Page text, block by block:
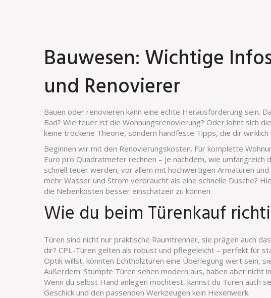
Bauwesen: Wichtige
und Renovierer
Bauen oder renovieren kann eine echte Herausforderung sein.
Bad? Wie teuer ist die Wohnungsrenovierung? Oder lohnt sich
keine trockene Theorie, sondern handfeste Tipps, die dir
Beginnen wir mit den Renovierungskosten. Für komplette
Euro pro Quadratmeter rechnen – je nachdem, wie umfangreich
schnell teuer werden, vor allem mit hochwertigen Armaturen
mehr Wasser und Strom verbraucht als eine schnelle Dusche?
die Nebenkosten besser einschätzen zu können.
Wie du beim Türenkauf
Türen sind nicht nur praktische Raumtrenner, sie prägen auch
dir? CPL-Türen gelten als robust und pflegeleicht – perfekt für
Optik willst, könnten Echtholztüren eine Überlegung wert sein,
Außerdem: Stumpfe Türen sehen modern aus, haben aber nicht
Wenn du selbst Hand anlegen möchtest, kannst du Türen auch
Geschick und den passenden Werkzeugen kein Hexenwerk.